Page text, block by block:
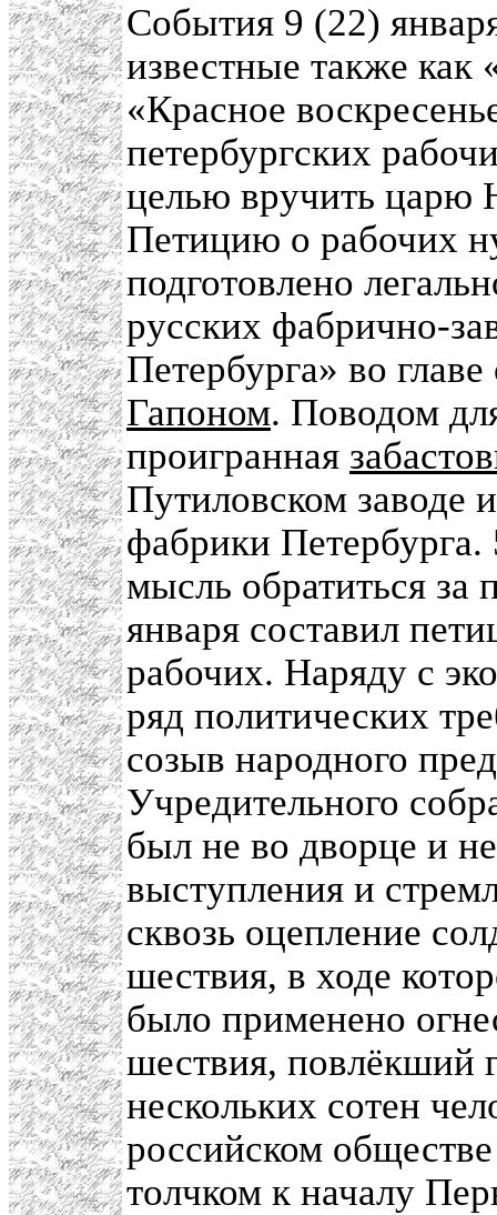
События 9 (22)
известные также как
«Красное
петербургских
целью вручить царю
Петицию о рабочих
подготовлено
русских фабрично-
Петербурга» во
Гапоном. Поводом
проигранная
Путиловском заводе
фабрики
мысль обратиться
января составил
рабочих. Наряду с
ряд политических
созыв народного
Учредительного
был не во дворце и
выступления и
сквозь оцепление
шествия, в ходе
было применено
шествия, повлёкший
нескольких сотен
российском
толчком к началу